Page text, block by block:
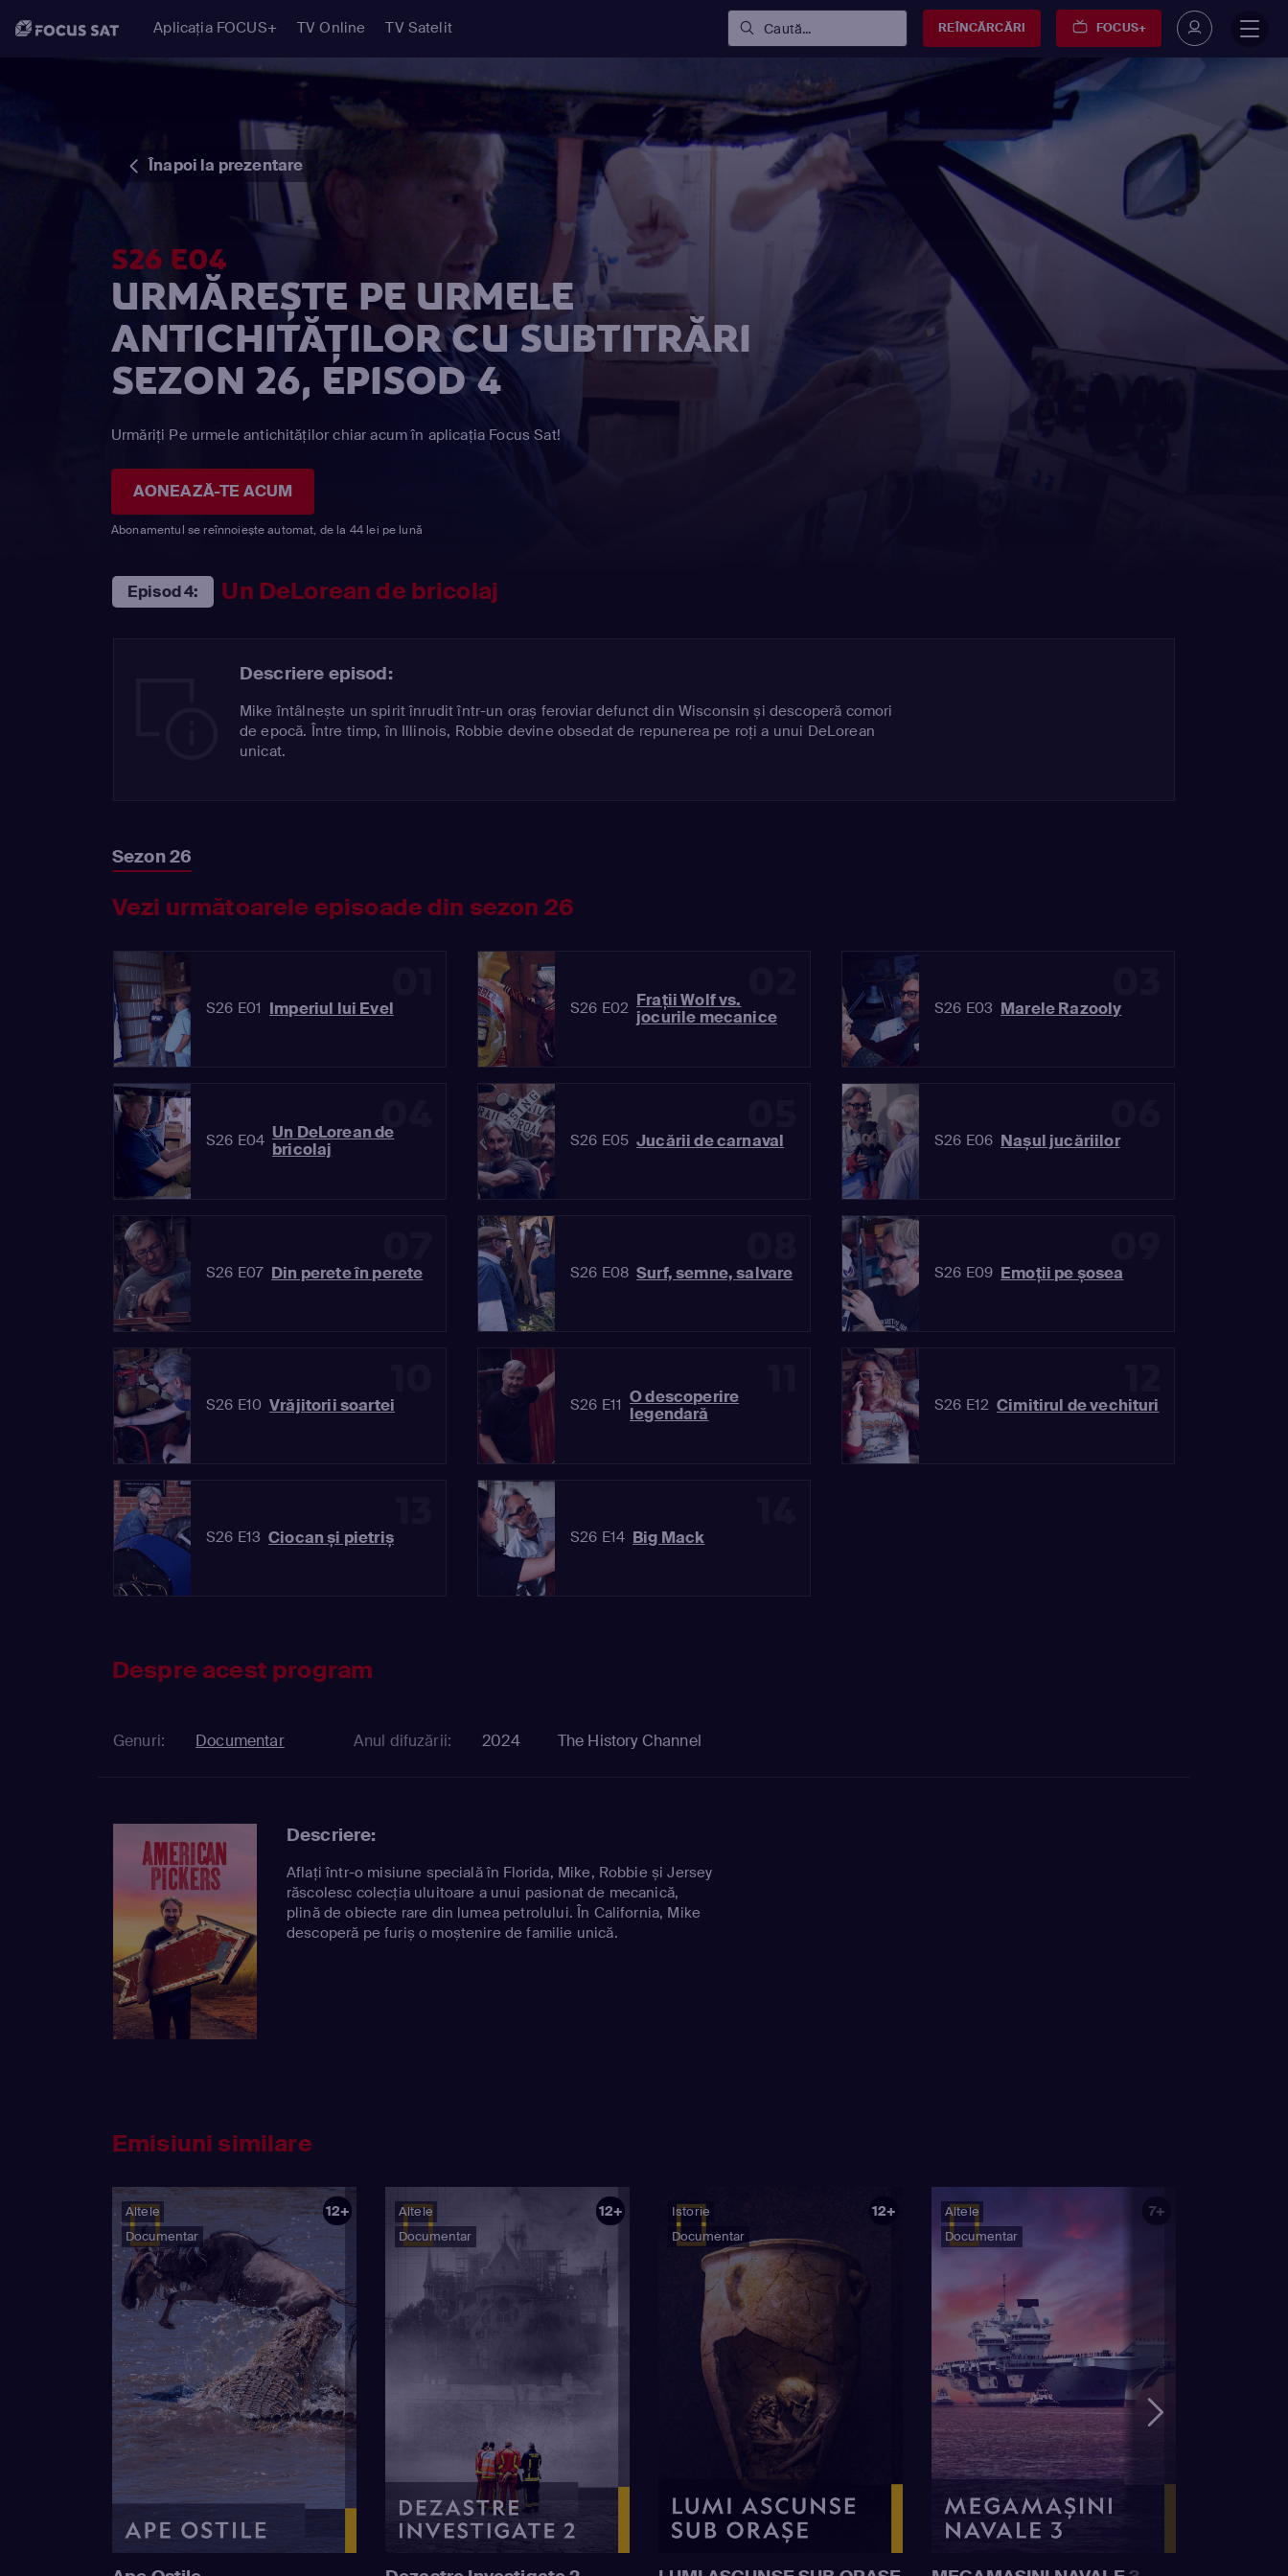
Aplicația FOCUS+ TV Online TV Satelit Caută... REÎNCĂRCĂRI FOCUS+
Înapoi la prezentare
S26 E04
URMĂREȘTE PE URMELE
ANTICHITĂȚILOR CU SUBTITRĂRI
SEZON 26, EPISOD 4
Urmăriți Pe urmele antichităților chiar acum în aplicația Focus Sat!
AONEAZĂ-TE ACUM
Abonamentul se reînnoiește automat, de la 44 lei pe lună
Episod 4: Un DeLorean de bricolaj
Descriere episod:
Mike întâlnește un spirit înrudit într-un oraș feroviar defunct din Wisconsin și descoperă comori
de epocă. Între timp, în Illinois, Robbie devine obsedat de repunerea pe roți a unui DeLorean
unicat.
Sezon 26
Vezi următoarele episoade din sezon 26
S26 E01 Imperiul lui Evel S26 E02 Frații Wolf vs.
jocurile mecanice
S26 E03 Marele Razooly
04
S26 E04 Un DeLorean de
bricolaj
S26 E05 Jucării de carnaval S26 E06 Nașul jucăriilor
S26 E07 Din perete în perete S26 E08 Surf, semne, salvare S26 E09 Emoții pe șosea
S26 E10 Vrăjitorii soartei S26 E11 O descoperire
legendară
S26 E12 Cimitirul de vechituri
S26 E13 Ciocan și pietriș S26 E14 Big Mack
Despre acest program
Genuri: Documentar Anul difuzării: 2024 The History Channel
Descriere:
Aflați într-o misiune specială în Florida, Mike, Robbie și Jersey
răscolesc colecția uluitoare a unui pasionat de mecanică,
plină de obiecte rare din lumea petrolului. În California, Mike
descoperă pe furiș o moștenire de familie unică.
Emisiuni similare
Altele
Documentar
12+
Altele
Documentar
12+
Istorie
Documentar
12+
Altele
Documentar
7+